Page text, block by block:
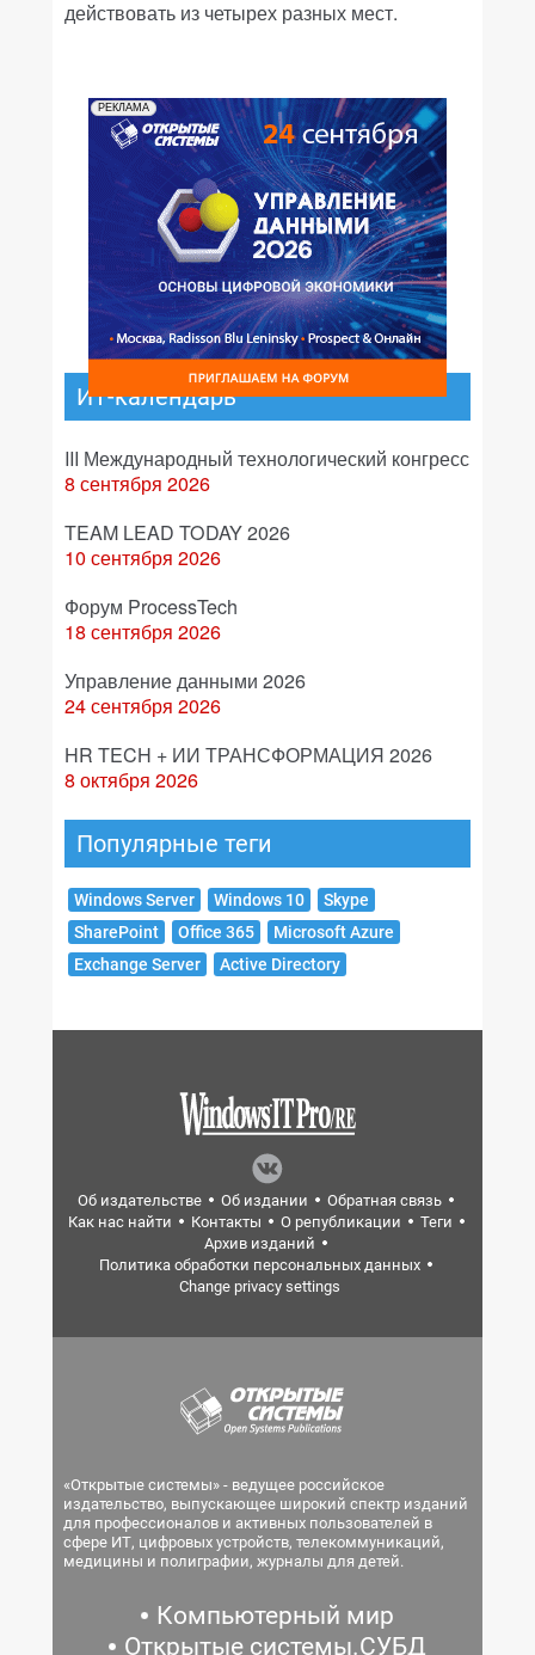
действовать из четырех разных мест.
РЕКЛАМА
ИТ-календарь
III Международный технологический конгресс
8 сентября 2026
TEAM LEAD TODAY 2026
10 сентября 2026
Форум ProcessTech
18 сентября 2026
Управление данными 2026
24 сентября 2026
HR TECH + ИИ ТРАНСФОРМАЦИЯ 2026
8 октября 2026
Популярные теги
Windows Server Windows 10
Skype
SharePoint
Office 365
Microsoft Azure
Exchange Server
Active Directory
Об издательстве Об издании
Обратная связь
Как нас найти
Контакты О републикации
Теги
Архив изданий
Политика обработки персональных данных
Change privacy settings
«Открытые системы» - ведущее российское
издательство, выпускающее широкий спектр изданий
для профессионалов и активных пользователей в
сфере ИТ, цифровых устройств, телекоммуникаций,
медицины и полиграфии, журналы для детей.
Компьютерный мир
Открытые системы.СУБД